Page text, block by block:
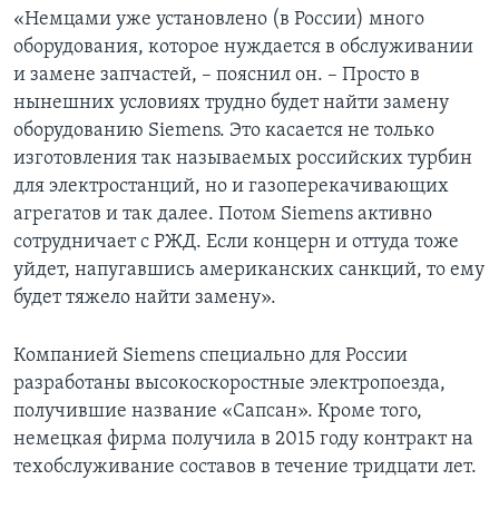
«Немцами уже установлено (в России) много
оборудования, которое нуждается в обслуживании
и замене запчастей, – пояснил он. – Просто в
нынешних условиях трудно будет найти замену
оборудованию Siemens. Это касается не только
изготовления так называемых российских турбин
для электростанций, но и газоперекачивающих
агрегатов и так далее. Потом Siemens активно
сотрудничает с РЖД. Если концерн и оттуда тоже
уйдет, напугавшись американских санкций, то ему
будет тяжело найти замену».
Компанией Siemens специально для России
разработаны высокоскоростные электропоезда,
получившие название «Сапсан». Кроме того,
немецкая фирма получила в 2015 году контракт на
техобслуживание составов в течение тридцати лет.